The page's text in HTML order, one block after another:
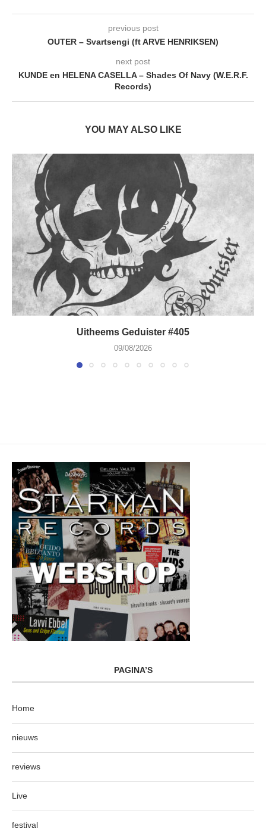
previous post
OUTER – Svartsengi (ft ARVE HENRIKSEN)
next post
KUNDE en HELENA CASELLA – Shades Of Navy (W.E.R.F.
Records)
YOU MAY ALSO LIKE
Uitheems Geduister #405
09/08/2026
PAGINA’S
Home
nieuws
reviews
Live
festival